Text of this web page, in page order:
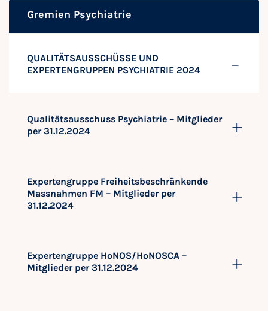
Gremien Psychiatrie
QUALITÄTSAUSSCHÜSSE UND
EXPERTENGRUPPEN PSYCHIATRIE 2024
Qualitätsausschuss Psychiatrie – Mitglieder
per 31.12.2024
Expertengruppe Freiheitsbeschränkende
Massnahmen FM – Mitglieder per
31.12.2024
Expertengruppe HoNOS/HoNOSCA –
Mitglieder per 31.12.2024